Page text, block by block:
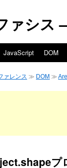
ァシス
JavaScript DOM
ァレンス ≫ DOM ≫
プ